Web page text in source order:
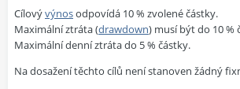
Cílovývýnosodpovídá 10 % zvolené částky.
Maximální ztráta (drawdown) musí být do 10 %
Maximální denní ztráta do 5 % částky.
Na dosažení těchto cílů není stanoven žádný